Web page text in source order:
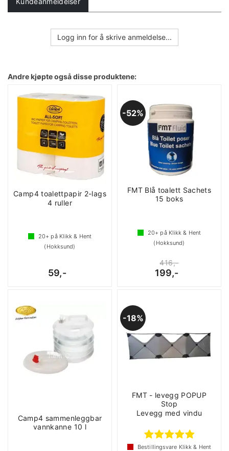
Logg inn for å skrive anmeldelse...
Andre kjøpte også disse produktene:
Camp4 toalettpapir 2-lags
4 ruller
20+ på Klikk & Hent
(Hokksund)
59,-
52%
FMT Blå toalett Sachets
15 boks
20+ på Klikk & Hent
(Hokksund)
416,-
199,-
Camp4 sammenleggbar
vannkanne 10 l
18%
FMT - levegg POPUP
Stop
Levegg med vindu
Bestillingsvare Klikk & Hent